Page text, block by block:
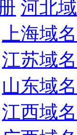
河北
上海域
江苏域
山东域
江西域